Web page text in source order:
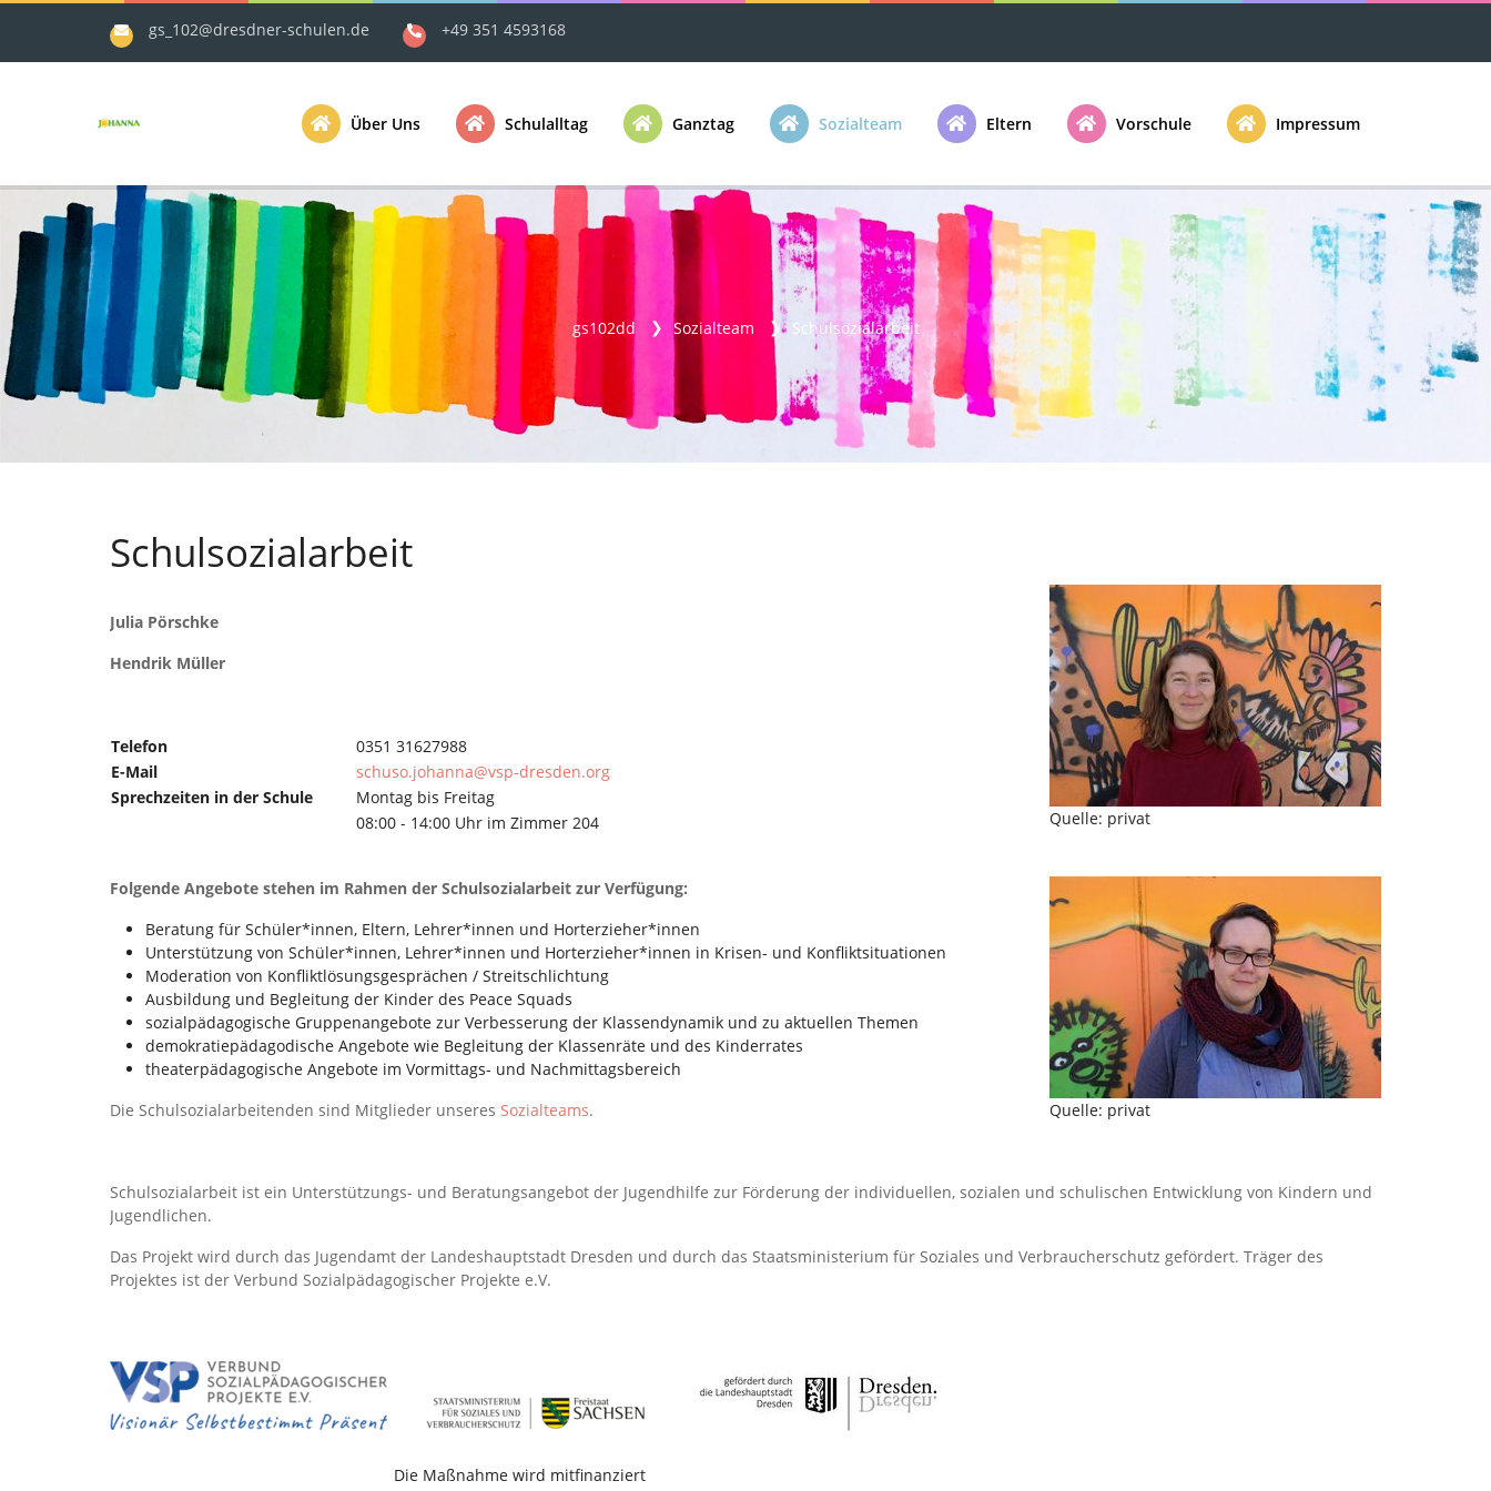
gs_102@dresdner-schulen.de +49 351 4593168
Über Uns Schulalltag Ganztag Sozialteam Eltern Vorschule Impressum
gs102dd Sozialteam Schulsozialarbeit
Schulsozialarbeit
Quelle: privat
Julia Pörschke
Hendrik Müller
Telefon
0351 31627988
E-Mail
schuso.johanna@vsp-dresden.org
Sprechzeiten in der Schule
Montag bis Freitag
08:00 - 14:00 Uhr im Zimmer 204
Quelle: privat
Folgende Angebote stehen im Rahmen der Schulsozialarbeit zur Verfügung:
Beratung für Schüler*innen, Eltern, Lehrer*innen und Horterzieher*innen
Unterstützung von Schüler*innen, Lehrer*innen und Horterzieher*innen in Krisen- und Konfliktsituationen
Moderation von Konfliktlösungsgesprächen / Streitschlichtung
Ausbildung und Begleitung der Kinder des Peace Squads
sozialpädagogische Gruppenangebote zur Verbesserung der Klassendynamik und zu aktuellen Themen
demokratiepädagodische Angebote wie Begleitung der Klassenräte und des Kinderrates
theaterpädagogische Angebote im Vormittags- und Nachmittagsbereich
Die Schulsozialarbeitenden sind Mitglieder unseres Sozialteams.
Schulsozialarbeit ist ein Unterstützungs- und Beratungsangebot der Jugendhilfe zur Förderung der individuellen, sozialen und schulischen Entwicklung von Kindern und
Jugendlichen.
Das Projekt wird durch das Jugendamt der Landeshauptstadt Dresden und durch das Staatsministerium für Soziales und Verbraucherschutz gefördert. Träger des
Projektes ist der Verbund Sozialpädagogischer Projekte e.V.
Die Maßnahme wird mitfinanziert